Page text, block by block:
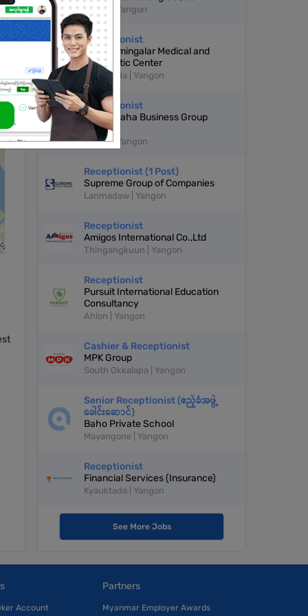
Hlaing | Yangon
Receptionist
Thukhamingalar Medical and
Diagnostic Center
Kyauktada | Yangon
Receptionist
Innwa Maha Business Group
Co.,Ltd
Dagon | Yangon
Receptionist (1 Post)
Supreme Group of Companies
Lanmadaw | Yangon
Receptionist
Amigos International Co.,Ltd
Thingangkuun | Yangon
Receptionist
Pursuit International Education
Consultancy
Ahlon | Yangon
Cashier & Receptionist
MPK Group
South Okkalapa | Yangon
Senior Receptionist (ဧည့်ခံအဖွဲ့
ခေါင်းဆောင်)
Baho Private School
Mayangone | Yangon
Receptionist
Financial Services (Insurance)
Kyauktada | Yangon
See More Jobs
Account
Partners
Myanmar Employer Awards